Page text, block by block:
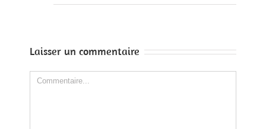
Laisser un commentaire
Comment